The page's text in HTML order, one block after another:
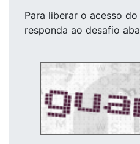
Para liberar o acesso do
responda ao desafio